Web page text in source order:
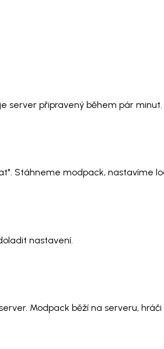
server připravený během pár minut.
Stáhneme modpack, nastavíme
nastavení.
Modpack běží na serveru, hráči